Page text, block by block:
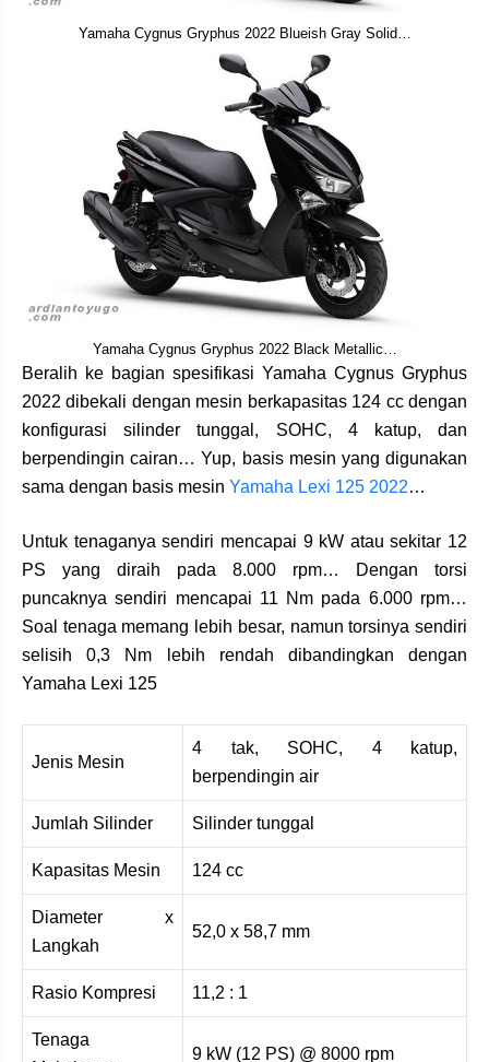
Yamaha Cygnus Gryphus 2022 Blueish Gray Solid…
Yamaha Cygnus Gryphus 2022 Black Metallic…
Beralih ke bagian spesifikasi Yamaha Cygnus Gryphus
2022 dibekali dengan mesin berkapasitas 124 cc dengan
konfigurasi silinder tunggal, SOHC, 4 katup, dan
berpendingin cairan… Yup, basis mesin yang digunakan
sama dengan basis mesin Yamaha Lexi 125 2022…
Untuk tenaganya sendiri mencapai 9 kW atau sekitar 12
PS yang diraih pada 8.000 rpm… Dengan torsi
puncaknya sendiri mencapai 11 Nm pada 6.000 rpm…
Soal tenaga memang lebih besar, namun torsinya sendiri
selisih 0,3 Nm lebih rendah dibandingkan dengan
Yamaha Lexi 125
Jenis Mesin
4 tak, SOHC, 4 katup,
berpendingin air
Jumlah Silinder Silinder tunggal
Kapasitas Mesin 124 cc
Diameter x
Langkah
52,0 x 58,7 mm
Rasio Kompresi 11,2 : 1
Tenaga
9 kW (12 PS) @ 8000 rpm